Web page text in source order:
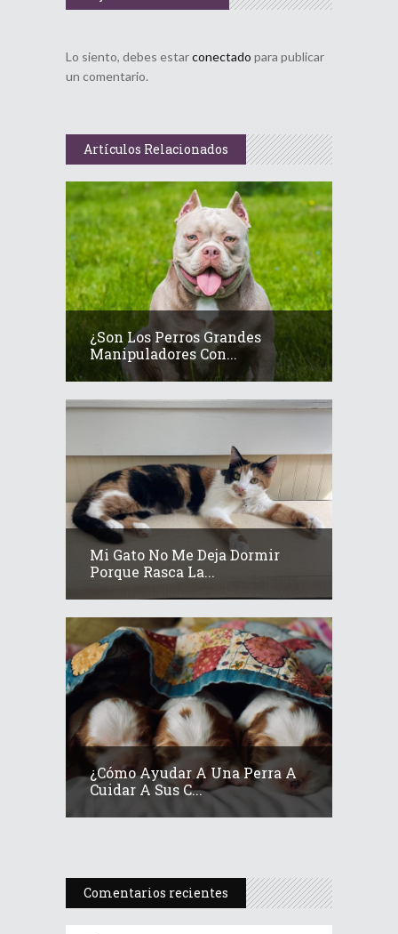
Lo siento, debes estarconectado para publicar
un comentario.
Artículos Relacionados
¿Son Los Perros Grandes
Manipuladores Con...
Mi Gato No Me Deja Dormir
Porque Rasca La...
¿Cómo Ayudar A Una Perra A
Cuidar A Sus C...
Comentarios recientes